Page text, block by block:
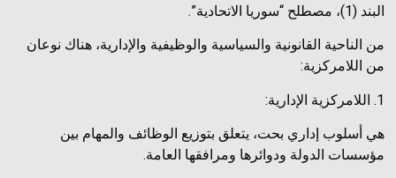
البند (1)، مصطلح “سوريا الاتحادية”.
من الناحية القانونية والسياسية والوظيفية والإدارية، هناك نوعان
من اللامركزية:
1. اللامركزية الإدارية:
هي أسلوب إداري بحت، يتعلق بتوزيع الوظائف والمهام بين
مؤسسات الدولة ودوائرها ومرافقها العامة.